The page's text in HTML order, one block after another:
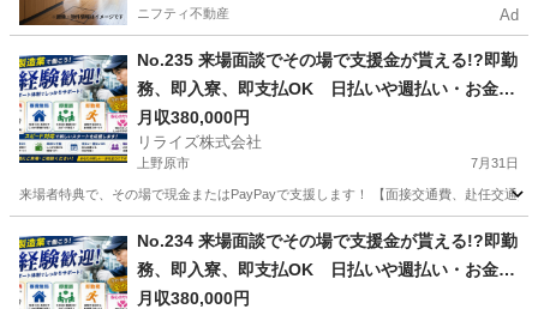
ニフティ不動産 Ad
No.235 来場面談でその場で支援金が貰える!?即勤
務、即入寮、即支払OK 日払いや週払い・お金住
む場所に困ってる方必見の案件です！簡単な電子
部品の製造・加工のお仕事♪
月収380,000円
リライズ株式会社
上野原市 7月31日
来場者特典で、その場で現金またはPayPayで支援します！ 【面接交通費、赴任交通
業務
No.234 来場面談でその場で支援金が貰える!?即勤
務、即入寮、即支払OK 日払いや週払い・お金住
む場所に困ってる方必見の案件です！簡単な電子
月収380,000円